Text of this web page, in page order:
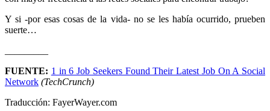
Y si -por esas cosas de la vida- no se les había ocurrido, prueben
suerte…
FUENTE: 1 in 6 Job Seekers Found Their Latest Job On A Social
Network (TechCrunch)
Traducción: FayerWayer.com